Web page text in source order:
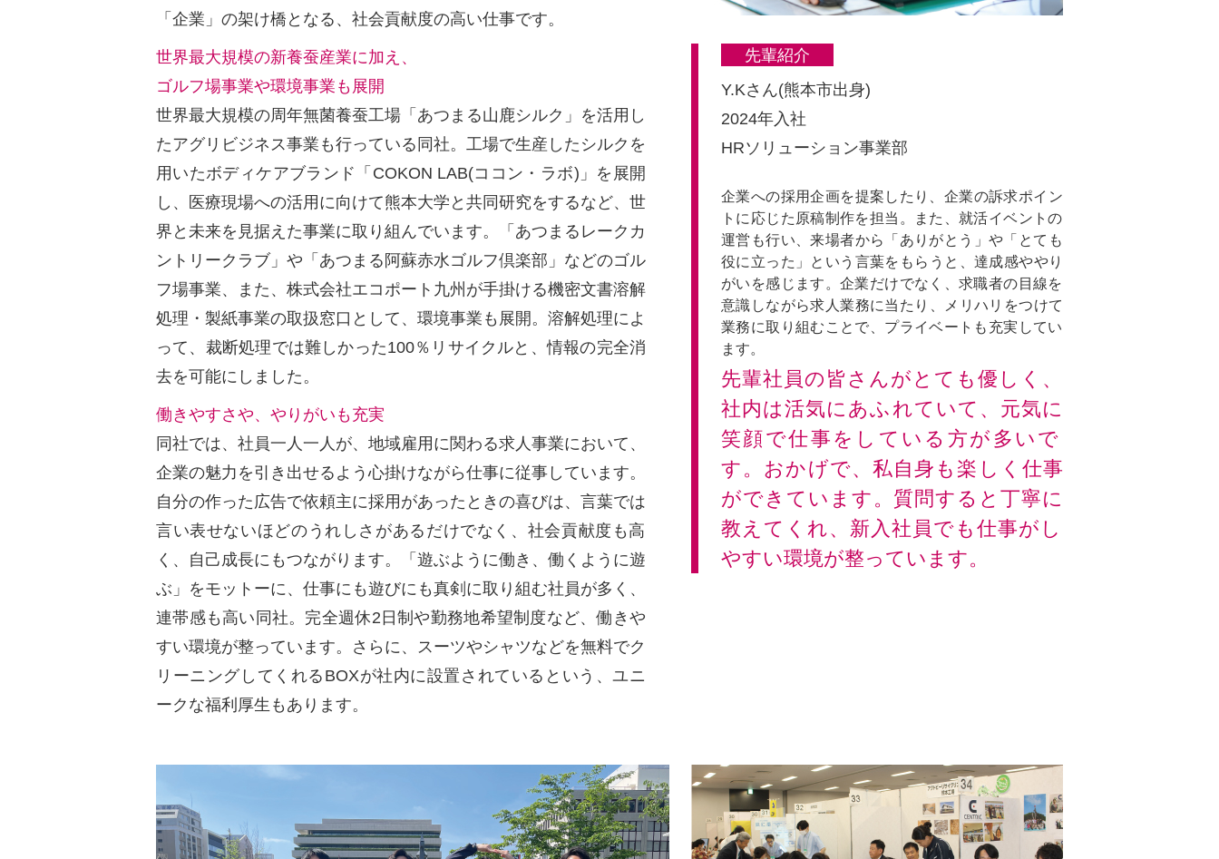
「企業」の架け橋となる、社会貢献度の高い仕事です。
世界最大規模の新養蚕産業に加え、
ゴルフ場事業や環境事業も展開
世界最大規模の周年無菌養蚕工場「あつまる山鹿シルク」を活用し
たアグリビジネス事業も行っている同社。工場で生産したシルクを
用いたボディケアブランド「COKON LAB(ココン・ラボ)」を展開
し、医療現場への活用に向けて熊本大学と共同研究をするなど、世
界と未来を見据えた事業に取り組んでいます。「あつまるレークカ
ントリークラブ」や「あつまる阿蘇赤水ゴルフ倶楽部」などのゴル
フ場事業、また、株式会社エコポート九州が手掛ける機密文書溶解
処理・製紙事業の取扱窓口として、環境事業も展開。溶解処理によ
って、裁断処理では難しかった100％リサイクルと、情報の完全消
去を可能にしました。
働きやすさや、やりがいも充実
同社では、社員一人一人が、地域雇用に関わる求人事業において、
企業の魅力を引き出せるよう心掛けながら仕事に従事しています。
自分の作った広告で依頼主に採用があったときの喜びは、言葉では
言い表せないほどのうれしさがあるだけでなく、社会貢献度も高
く、自己成長にもつながります。「遊ぶように働き、働くように遊
ぶ」をモットーに、仕事にも遊びにも真剣に取り組む社員が多く、
連帯感も高い同社。完全週休2日制や勤務地希望制度など、働きや
すい環境が整っています。さらに、スーツやシャツなどを無料でク
リーニングしてくれるBOXが社内に設置されているという、ユニ
ークな福利厚生もあります。
先輩紹介
Y.Kさん(熊本市出身)
2024年入社
HRソリューション事業部
企業への採用企画を提案したり、企業の訴求ポイン
トに応じた原稿制作を担当。また、就活イベントの
運営も行い、来場者から「ありがとう」や「とても
役に立った」という言葉をもらうと、達成感ややり
がいを感じます。企業だけでなく、求職者の目線を
意識しながら求人業務に当たり、メリハリをつけて
業務に取り組むことで、プライベートも充実してい
ます。
先輩社員の皆さんがとても優しく、
社内は活気にあふれていて、元気に
笑顔で仕事をしている方が多いで
す。おかげで、私自身も楽しく仕事
ができています。質問すると丁寧に
教えてくれ、新入社員でも仕事がし
やすい環境が整っています。